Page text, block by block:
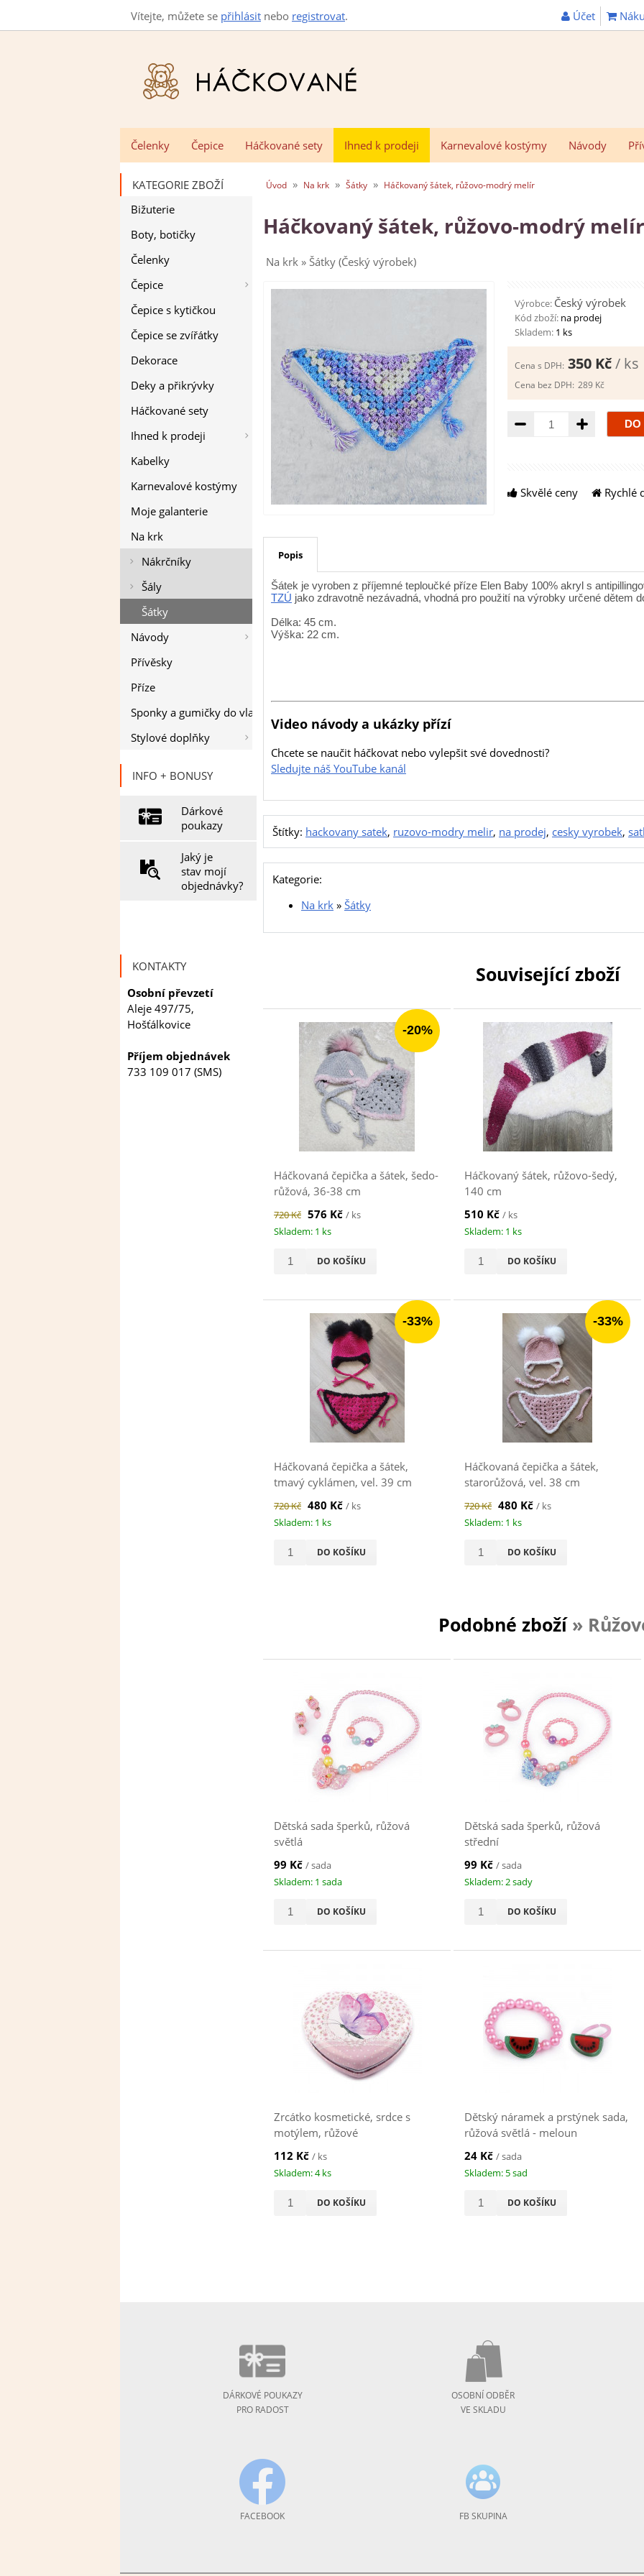
Vítejte, můžete se přihlásit nebo registrovat. Účet
Čelenky Čepice Háčkované sety Ihned k prodeji Karnevalové kostýmy Návody
KATEGORIE ZBOŽÍ
Bižuterie
Boty, botičky
Čelenky
Čepice
Čepice s kytičkou
Čepice se zvířátky
Dekorace
Deky a přikrývky
Háčkované sety
Ihned k prodeji
Kabelky
Karnevalové kostýmy
Moje galanterie
Na krk
Nákrčníky
Šály
Šátky
Návody
Přívěsky
Příze
Sponky a gumičky do vlasů
Stylové doplňky
INFO + BONUSY
Dárkové
poukazy
Jaký je
stav mojí
objednávky?
KONTAKTY
Osobní převzetí
Aleje 497/75,
Hošťálkovice
Příjem objednávek
733 109 017 (SMS)
Úvod » Na krk » Šátky » Háčkovaný šátek, růžovo-modrý melír
Háčkovaný šátek, růžovo-modrý melír
Na krk » Šátky (Český výrobek)
Výrobce: Český výrobek
Kód zboží: na prodej
Skladem: 1 ks
Cena s DPH: 350 Kč/ ks
Cena bez DPH: 289 Kč
Množství
Skvělé ceny Rychlé
Popis
Šátek je vyroben z příjemné teploučké příze Elen Baby 100% akryl s
TZÚ jako zdravotně nezávadná, vhodná pro použití na výrobky určené dětem
Délka: 45 cm.
Výška: 22 cm.
Video návody a ukázky přízí
Chcete se naučit háčkovat nebo vylepšit své dovednosti?
Sledujte náš YouTube kanál
Štítky: hackovany satek, ruzovo-modry melir, na prodej, cesky vyrobek,
Kategorie:
Na krk » Šátky
Související zboží
-20%
Háčkovaná čepička a šátek, šedo-
růžová, 36-38 cm
720 Kč 576 Kč / ks
Skladem: 1 ks
DO KOŠÍKU
Háčkovaný šátek, růžovo-šedý,
140 cm
510 Kč/ ks
Skladem: 1 ks
DO KOŠÍKU
-33%
Háčkovaná čepička a šátek,
tmavý cyklámen, vel. 39 cm
720 Kč 480 Kč / ks
Skladem: 1 ks
DO KOŠÍKU
-33%
Háčkovaná čepička a šátek,
starorůžová, vel. 38 cm
720 Kč 480 Kč / ks
Skladem: 1 ks
DO KOŠÍKU
Podobné zboží »
Dětská sada šperků, růžová
světlá
99 Kč / sada
Skladem: 1 sada
DO KOŠÍKU
Dětská sada šperků, růžová
střední
99 Kč/ sada
Skladem: 2 sady
DO KOŠÍKU
Zrcátko kosmetické, srdce s
motýlem, růžové
112 Kč / ks
Skladem: 4 ks
DO KOŠÍKU
Dětský náramek a prstýnek sada,
růžová světlá - meloun
24 Kč/ sada
Skladem: 5 sad
DO KOŠÍKU
DÁRKOVÉ POUKAZY
PRO RADOST
OSOBNÍ ODBĚR
VE SKLADU
FACEBOOK FB SKUPINA